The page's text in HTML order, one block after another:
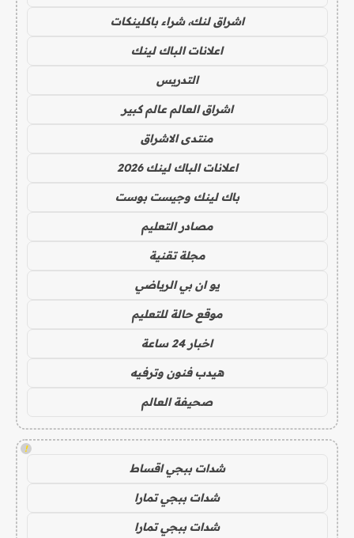
اشراق لنك، شراء باكلينكات
اعلانات الباك لينك
التدريس
اشراق العالم عالم كبير
منتدى الاشراق
اعلانات الباك لينك 2026
باك لينك وجيست بوست
مصادر التعليم
مجلة تقنية
يو ان بي الرياضي
موقع حالة للتعليم
اخبار 24 ساعة
هيدب فنون وترفيه
صحيفة العالم
!
شدات ببجي اقساط
شدات ببجي تمارا
شدات ببجي تمارا